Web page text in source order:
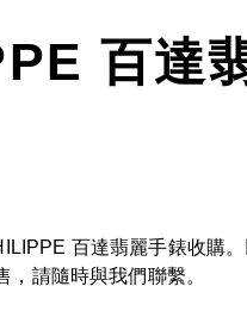
百達
百達翡麗手錶收購
請隨時與我們聯繫。